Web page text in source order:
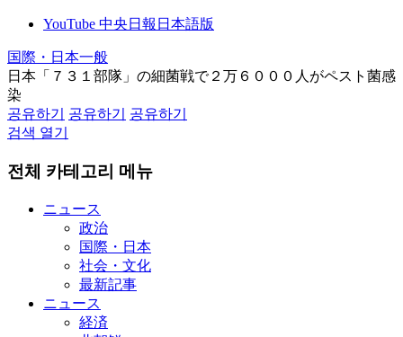
YouTube 中央日報日本語版
国際・日本一般
日本「７３１部隊」の細菌戦で２万６０００人がペスト菌感
染
공유하기
공유하기
공유하기
검색 열기
전체 카테고리 메뉴
ニュース
政治
国際・日本
社会・文化
最新記事
ニュース
経済